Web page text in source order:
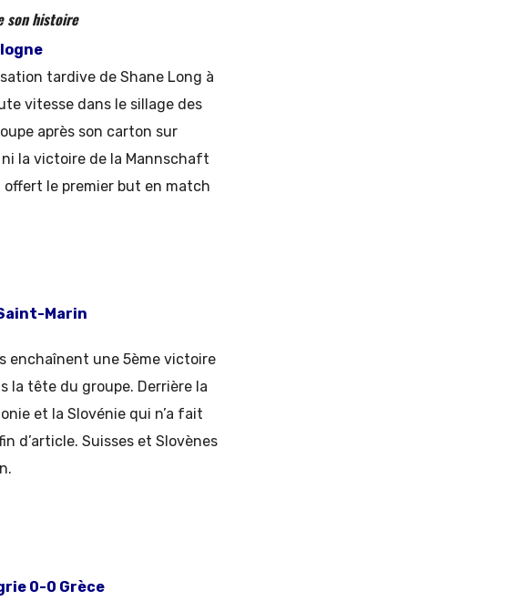
son histoire
tardive de Shane Long à
vitesse dans le sillage des
après son carton sur
ni la victoire de la Mannschaft
offert le premier but en match
Marin
enchaînent une 5ème victoire
la tête du groupe. Derrière la
et la Slovénie qui n’a fait
d’article. Suisses et Slovènes
0-0 Grèce